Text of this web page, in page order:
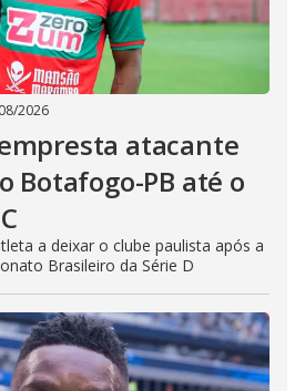
2026
atacante
Botafogo-PB até o
a deixar o clube paulista após a
Brasileiro da Série D